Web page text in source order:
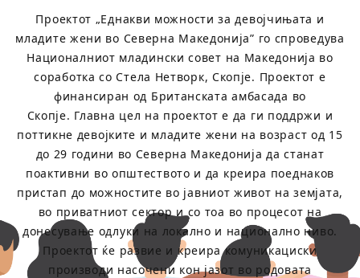
Проектот „Еднакви можности за девојчињата и
младите жени во Северна Македонија” го спроведува
Националниот младински совет на Македонија во
соработка со Стела Нетворк, Скопје. Проектот е
финансиран од Британската амбасада во
Скопје. Главна цел на проектот е да ги поддржи и
поттикне девојките и младите жени на возраст од 15
до 29 години во Северна Македонија да станат
поактивни во општеството и да креира поеднаков
пристап до можностите во јавниот живот на земјата,
во приватниот сектор и со тоа во процесот на
донесување одлуки на локално и национално ниво.
Проектот ќе развие и креира комуникациски
производи насочени кон јазот во родовата